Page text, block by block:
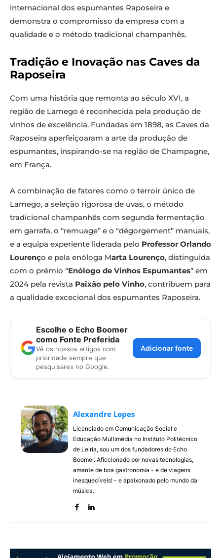
internacional dos espumantes Raposeira e
demonstra o compromisso da empresa com a
qualidade e o método tradicional champanhês.
Tradição e Inovação nas Caves da
Raposeira
Com uma história que remonta ao século XVI, a
região de Lamego é reconhecida pela produção de
vinhos de excelência. Fundadas em 1898, as Caves da
Raposeira aperfeiçoaram a arte da produção de
espumantes, inspirando-se na região de Champagne,
em França.
A combinação de fatores como o terroir único de
Lamego, a seleção rigorosa de uvas, o método
tradicional champanhês com segunda fermentação
em garrafa, o “remuage” e o “dégorgement” manuais,
e a equipa experiente liderada pelo Professor Orlando
Lourenço e pela enóloga Marta Lourenço, distinguida
com o prémio “Enólogo de Vinhos Espumantes” em
2024 pela revista Paixão pelo Vinho, contribuem para
a qualidade excecional dos espumantes Raposeira.
Escolhe o Echo Boomer
como Fonte Preferida
Vê os nossos artigos com
prioridade sempre que
pesquisares no Google.
Adicionar fonte
Alexandre Lopes
Licenciado em Comunicação Social e
Educação Multimédia no Instituto Politécnico
de Leiria, sou um dos fundadores do Echo
Boomer. Aficcionado por novas tecnologias,
amante de boa gastronomia - e de viagens
inesquecíveis! - e apaixonado pelo mundo da
música.